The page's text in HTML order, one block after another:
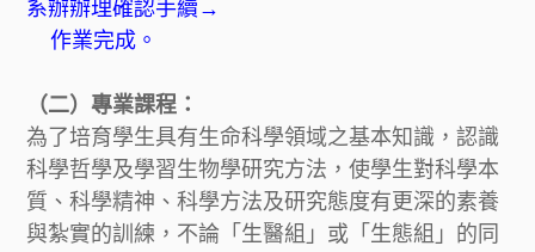
系辦辦理確認手續→
作業完成。
（二）專業課程：
為了培育學生具有生命科學領域之基本知識，認識
科學哲學及學習生物學研究方法，使學生對科學本
質、科學精神、科學方法及研究態度有更深的素養
與紮實的訓練，不論「生醫組」或「生態組」的同